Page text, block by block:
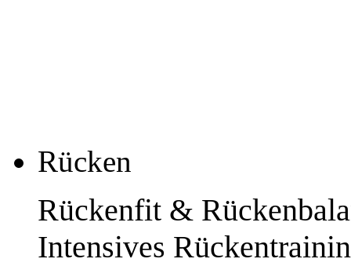
Rücken
Rückenfit &
Intensives